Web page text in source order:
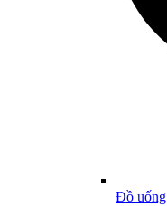
Đồ uống